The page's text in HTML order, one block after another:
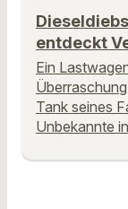
entdeckt
Ein
Tank seines
Unbekannte